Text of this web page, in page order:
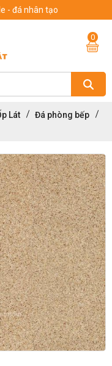
- đá nhân tạo
0
Lát
Đá phòng bếp